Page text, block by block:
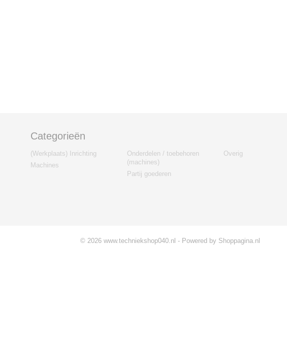
Categorieën
(Werkplaats) Inrichting
Machines
Onderdelen / toebehoren
(machines)
Partij goederen
Overig
© 2026 www.techniekshop040.nl - Powered by Shoppagina.nl